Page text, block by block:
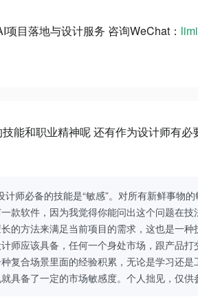
目落地与设计服务 咨询WeChat：
能和职业精神呢 还有作为设计师有
师必备的技能是“敏感”。对所有新鲜事物
款软件，因为我觉得你能问出这个问题在
的方法来满足当前项目的需求，这也是一种
师应该具备，任何一个身处市场，跟产品
复合场景里面的经验积累，无论是学习还
具备了一定的市场敏感度。个人拙见，仅供